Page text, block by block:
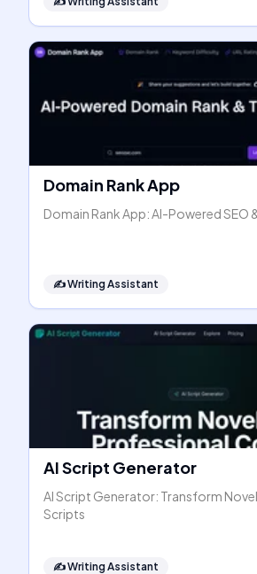
Domain Rank App
Domain Rank App: AI-Powered SEO
✍️Writing Assistant
AI Script Generator
AI Script Generator: Transform
Scripts
✍️Writing Assistant